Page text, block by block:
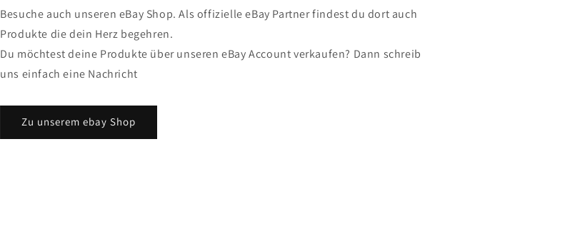
Besuche auch unseren eBay Shop. Als offizielle eBay Partner findest du dort auch
Produkte die dein Herz begehren.
Du möchtest deine Produkte über unseren eBay Account verkaufen? Dann schreib
uns einfach eine Nachricht
Zu unserem ebay Shop